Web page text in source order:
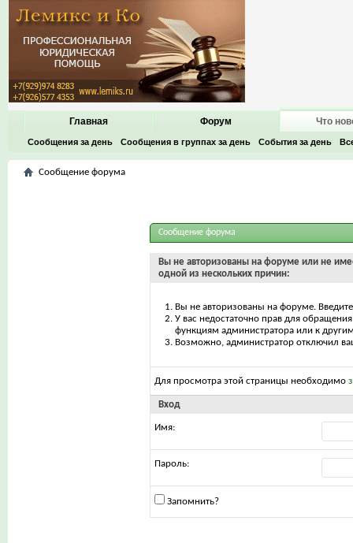
Главная Форум Что
Сообщения за день Сообщения в группах за день События за день
Сообщение форума
Сообщение форума
Вы не авторизованы на форуме или не
одной из нескольких причин:
Вы не авторизованы на форуме.
У вас недостаточно прав для
функциям администратора или к
Возможно, администратор отключил
Для просмотра этой страницы необходимо
Вход
Имя:
Пароль:
Запомнить?